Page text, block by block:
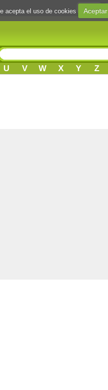
Login
U V W X Y Z
acepta el uso de cookies Aceptar